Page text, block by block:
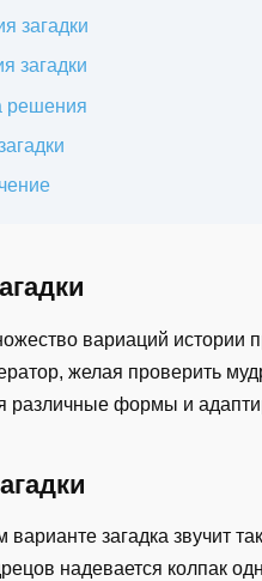
загадки
загадки
решения
вариаций истории
желая проверить
различные формы и
варианте загадка звучит
надевается колпак